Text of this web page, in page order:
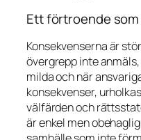
Ett förtroende
Konsekvenserna är
övergrepp inte
milda och när
konsekvenser,
välfärden och
är enkel men